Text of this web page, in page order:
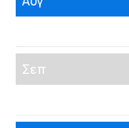
Σεπ